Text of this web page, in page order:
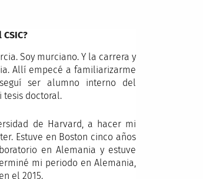
Soy murciano. Y la carrera y
Allí empecé a familiarizarme
ser alumno interno del
tesis doctoral.
de Harvard, a hacer mi
Estuve en Boston cinco años
en Alemania y estuve
mi periodo en Alemania,
el 2015.